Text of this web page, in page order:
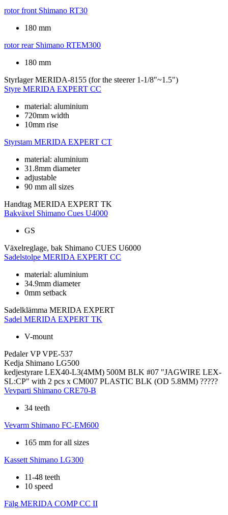
rotor front Shimano RT30
180 mm
rotor rear Shimano RTEM300
180 mm
Styrlager MERIDA-8155 (for the steerer 1-1/8"~1.5")
Styre MERIDA EXPERT CC
material: aluminium
720mm width
10mm rise
Styrstam MERIDA EXPERT CT
material: aluminium
31.8mm diameter
adjustable
90 mm all sizes
Handtag MERIDA EXPERT TK
Bakväxel Shimano Cues U4000
GS
Växelreglage, bak Shimano CUES U6000
Sadelstolpe MERIDA EXPERT CC
material: aluminium
34.9mm diameter
0mm setback
Sadelklämma MERIDA EXPERT
Sadel MERIDA EXPERT TK
V-mount
Pedaler VP VPE-537
Kedja Shimano LG500
kedjestyrare LEX40-L3(4MM) 500M BLK #07 "JAGWIRE LEX-
SL:CP" with 2 pcs x CM007 PLASTIC BLK (OD 5.8MM) ?????
Vevparti Shimano CRE70-B
34 teeth
Vevarm Shimano FC-EM600
165 mm for all sizes
Kassett Shimano LG300
11-48 teeth
10 speed
Fälg MERIDA COMP CC II